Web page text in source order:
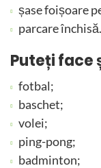
șase foișoare
parcare închisă.
Puteți face
fotbal;
baschet;
volei;
ping-pong;
badminton;